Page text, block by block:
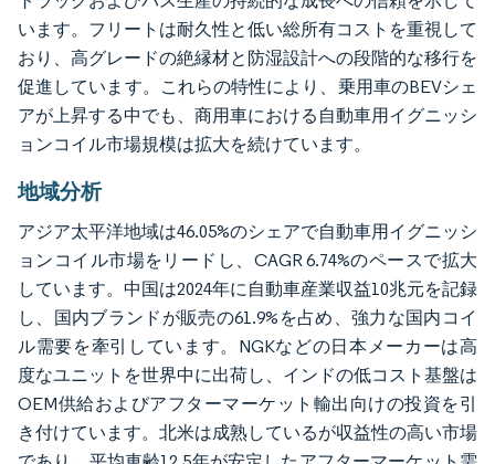
います。フリートは耐久性と低い総所有コストを重視して
おり、高グレードの絶縁材と防湿設計への段階的な移行を
促進しています。これらの特性により、乗用車のBEVシェ
アが上昇する中でも、商用車における自動車用イグニッシ
ョンコイル市場規模は拡大を続けています。
地域分析
アジア太平洋地域は46.05%のシェアで自動車用イグニッシ
ョンコイル市場をリードし、CAGR 6.74%のペースで拡大
しています。中国は2024年に自動車産業収益10兆元を記録
し、国内ブランドが販売の61.9%を占め、強力な国内コイ
ル需要を牽引しています。NGKなどの日本メーカーは高
度なユニットを世界中に出荷し、インドの低コスト基盤は
OEM供給およびアフターマーケット輸出向けの投資を引
き付けています。北米は成熟しているが収益性の高い市場